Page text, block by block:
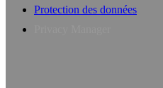
Protection des données